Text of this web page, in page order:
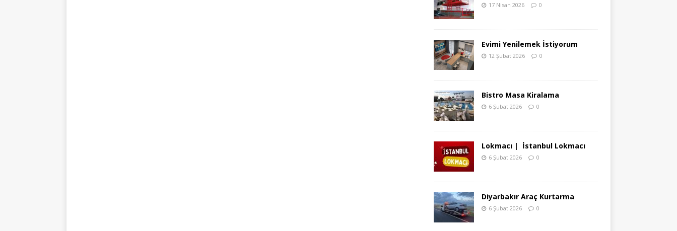
17 Nisan 2026 0
Evimi Yenilemek İstiyorum
12 Şubat 2026 0
Bistro Masa Kiralama
6 Şubat 2026 0
Lokmacı | İstanbul Lokmacı
6 Şubat 2026 0
Diyarbakır Araç Kurtarma
6 Şubat 2026 0